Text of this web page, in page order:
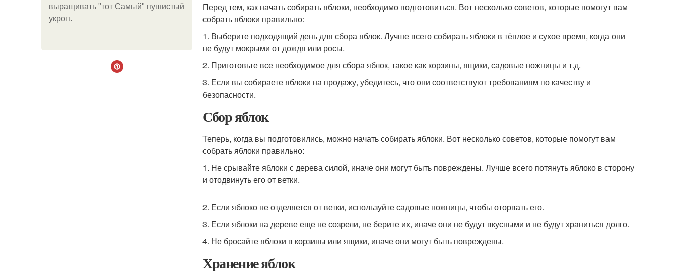
выращивать "тот Самый" пушистый
укроп.
Перед тем, как начать собирать яблоки, необходимо подготовиться. Вот несколько советов, которые помогут вам
собрать яблоки правильно:
1. Выберите подходящий день для сбора яблок. Лучше всего собирать яблоки в тёплое и сухое время, когда они
не будут мокрыми от дождя или росы.
2. Приготовьте все необходимое для сбора яблок, такое как корзины, ящики, садовые ножницы и т.д.
3. Если вы собираете яблоки на продажу, убедитесь, что они соответствуют требованиям по качеству и
безопасности.
Сбор яблок
Теперь, когда вы подготовились, можно начать собирать яблоки. Вот несколько советов, которые помогут вам
собрать яблоки правильно:
1. Не срывайте яблоки с дерева силой, иначе они могут быть повреждены. Лучше всего потянуть яблоко в сторону
и отодвинуть его от ветки.
2. Если яблоко не отделяется от ветки, используйте садовые ножницы, чтобы оторвать его.
3. Если яблоки на дереве еще не созрели, не берите их, иначе они не будут вкусными и не будут храниться долго.
4. Не бросайте яблоки в корзины или ящики, иначе они могут быть повреждены.
Хранение яблок